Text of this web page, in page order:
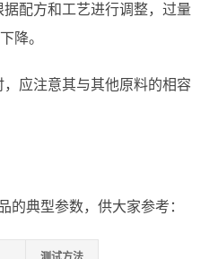
配方和工艺进行调整，过量
降。
应注意其与其他原料的相容
的典型参数，供大家参考：